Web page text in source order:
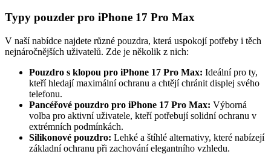
Typy pouzder pro iPhone 17 Pro Max
V naší nabídce najdete různé pouzdra, která uspokojí potřeby i těch
nejnáročnějších uživatelů. Zde je několik z nich:
Pouzdro s klopou pro iPhone 17 Pro Max: Ideální pro ty,
kteří hledají maximální ochranu a chtějí chránit displej svého
telefonu.
Pancéřové pouzdro pro iPhone 17 Pro Max: Výborná
volba pro aktivní uživatele, kteří potřebují solidní ochranu v
extrémních podmínkách.
Silikonové pouzdro: Lehké a štíhlé alternativy, které nabízejí
základní ochranu při zachování elegantního vzhledu.